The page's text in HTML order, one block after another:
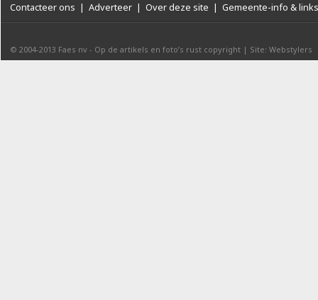
Contacteer ons | Adverteer | Over deze site | Gemeente-info & links
© 2004-2013 Faes nv - Op de artikels en foto’s rust copyright | Site: Webstylers